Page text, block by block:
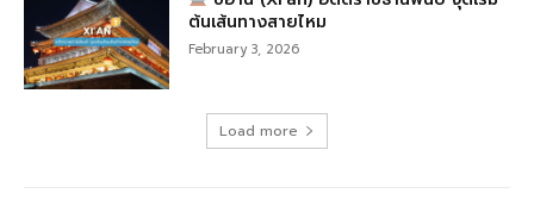
ต้นเส้นทางสายไหม
February 3, 2026
Load more